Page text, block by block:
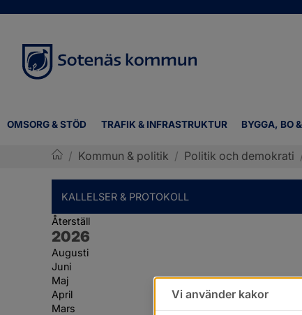
OMSORG & STÖD TRAFIK & INFRASTRUKTUR BYGGA, BO
/ Kommun & politik / Politik och demokrati
KALLELSER & PROTOKOLL
Återställ
År:
2026
Augusti
Juni
Maj
April
Mars
Vi använder kakor